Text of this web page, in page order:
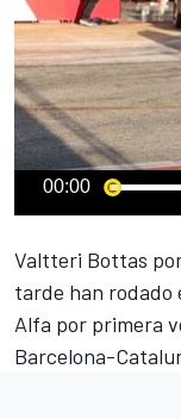
00:00
Valtteri Bottas
tarde han rodado
Alfa por primera
Barcelona-